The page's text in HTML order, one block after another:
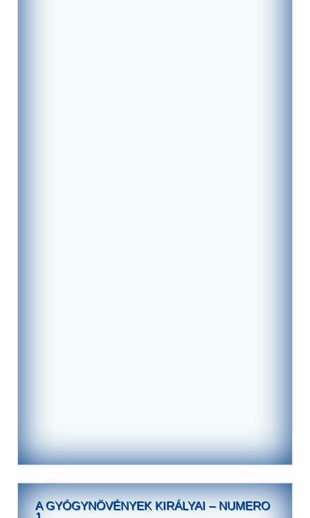
A GYÓGYNÖVÉNYEK KIRÁLYAI – NUMERO